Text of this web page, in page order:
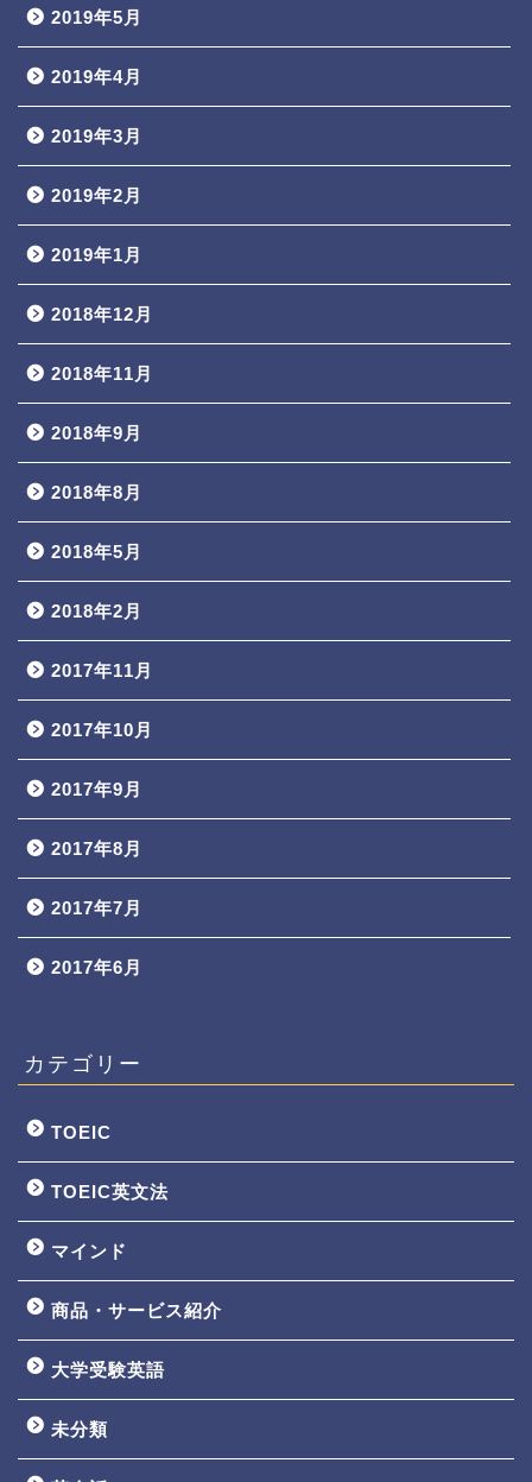
2019年5月
2019年4月
2019年3月
2019年2月
2019年1月
2018年12月
2018年11月
2018年9月
2018年8月
2018年5月
2018年2月
2017年11月
2017年10月
2017年9月
2017年8月
2017年7月
2017年6月
カテゴリー
TOEIC
TOEIC英文法
マインド
商品・サービス紹介
大学受験英語
未分類
TOEIC3ヵ月で800点講座